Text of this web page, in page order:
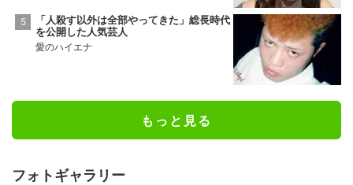
「人殺す以外は全部やってきた」総長時代
を公開した人気芸人
愛のハイエナ
もっと見る
フォトギャラリー